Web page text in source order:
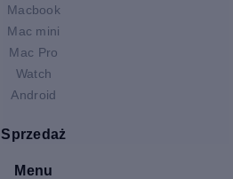
Macbook
Mac mini
Mac Pro
Watch
Android
Sprzedaż
Menu